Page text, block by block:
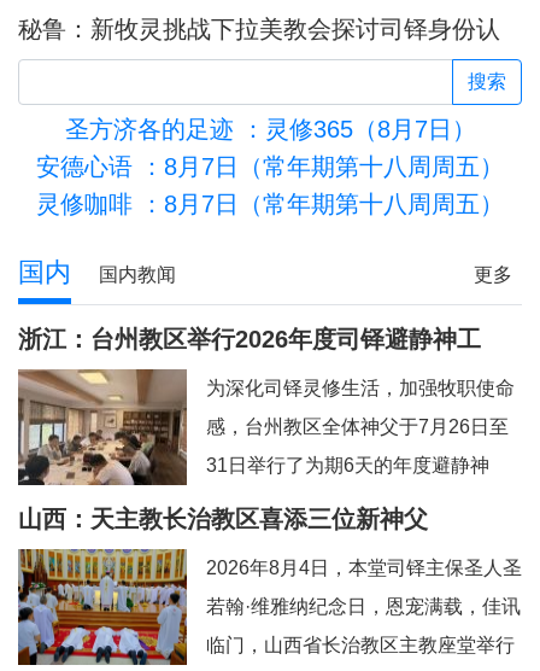
秘鲁：新牧灵挑战下拉美教会探讨司铎身份认
同
搜索
圣方济各的足迹 ：灵修365（8月7日）
安德心语 ：8月7日（常年期第十八周周五）
灵修咖啡 ：8月7日（常年期第十八周周五）
更多
国内 国内教闻
浙江：台州教区举行2026年度司铎避静神工
为深化司铎灵修生活，加强牧职使命
感，台州教区全体神父于7月26日至
31日举行了为期6天的年度避静神
工。本次避静特别邀请到上海佘山修
深刻地认识真实的耶稣基督”。在当今
忙碌而多元的牧灵环境中，此次避静
为神父们提供了一个宝贵的静默与省
山西：天主教长治教区喜添三位新神父
2026年8月4日，本堂司铎主保圣人圣
若翰·维雅纳纪念日，恩宠满载，佳讯
临门，山西省长治教区主教座堂举行